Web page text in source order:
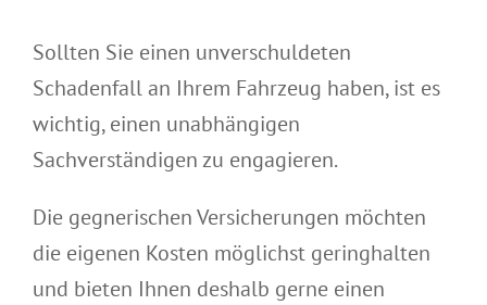
Sollten Sie einen unverschuldeten
Schadenfall an Ihrem Fahrzeug haben, ist es
wichtig, einen unabhängigen
Sachverständigen zu engagieren.
Die gegnerischen Versicherungen möchten
die eigenen Kosten möglichst geringhalten
und bieten Ihnen deshalb gerne einen